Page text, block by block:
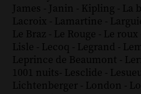
James - Janin - Kipling - La
Lacroix - Lamartine -
Le Braz - Le Rouge - Le roux
Lisle - Lecoq - Legrand -
Leprince de Beaumont -
1001 nuits- Lesclide -
Lichtenberger - London -